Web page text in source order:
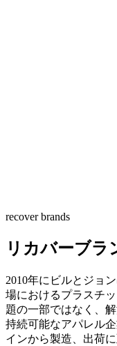
recover brands
リカバーブラ
2010年にビルとジョ
場におけるプラスチ
題の一部ではなく、
持続可能なアパレル
インから製造、出荷